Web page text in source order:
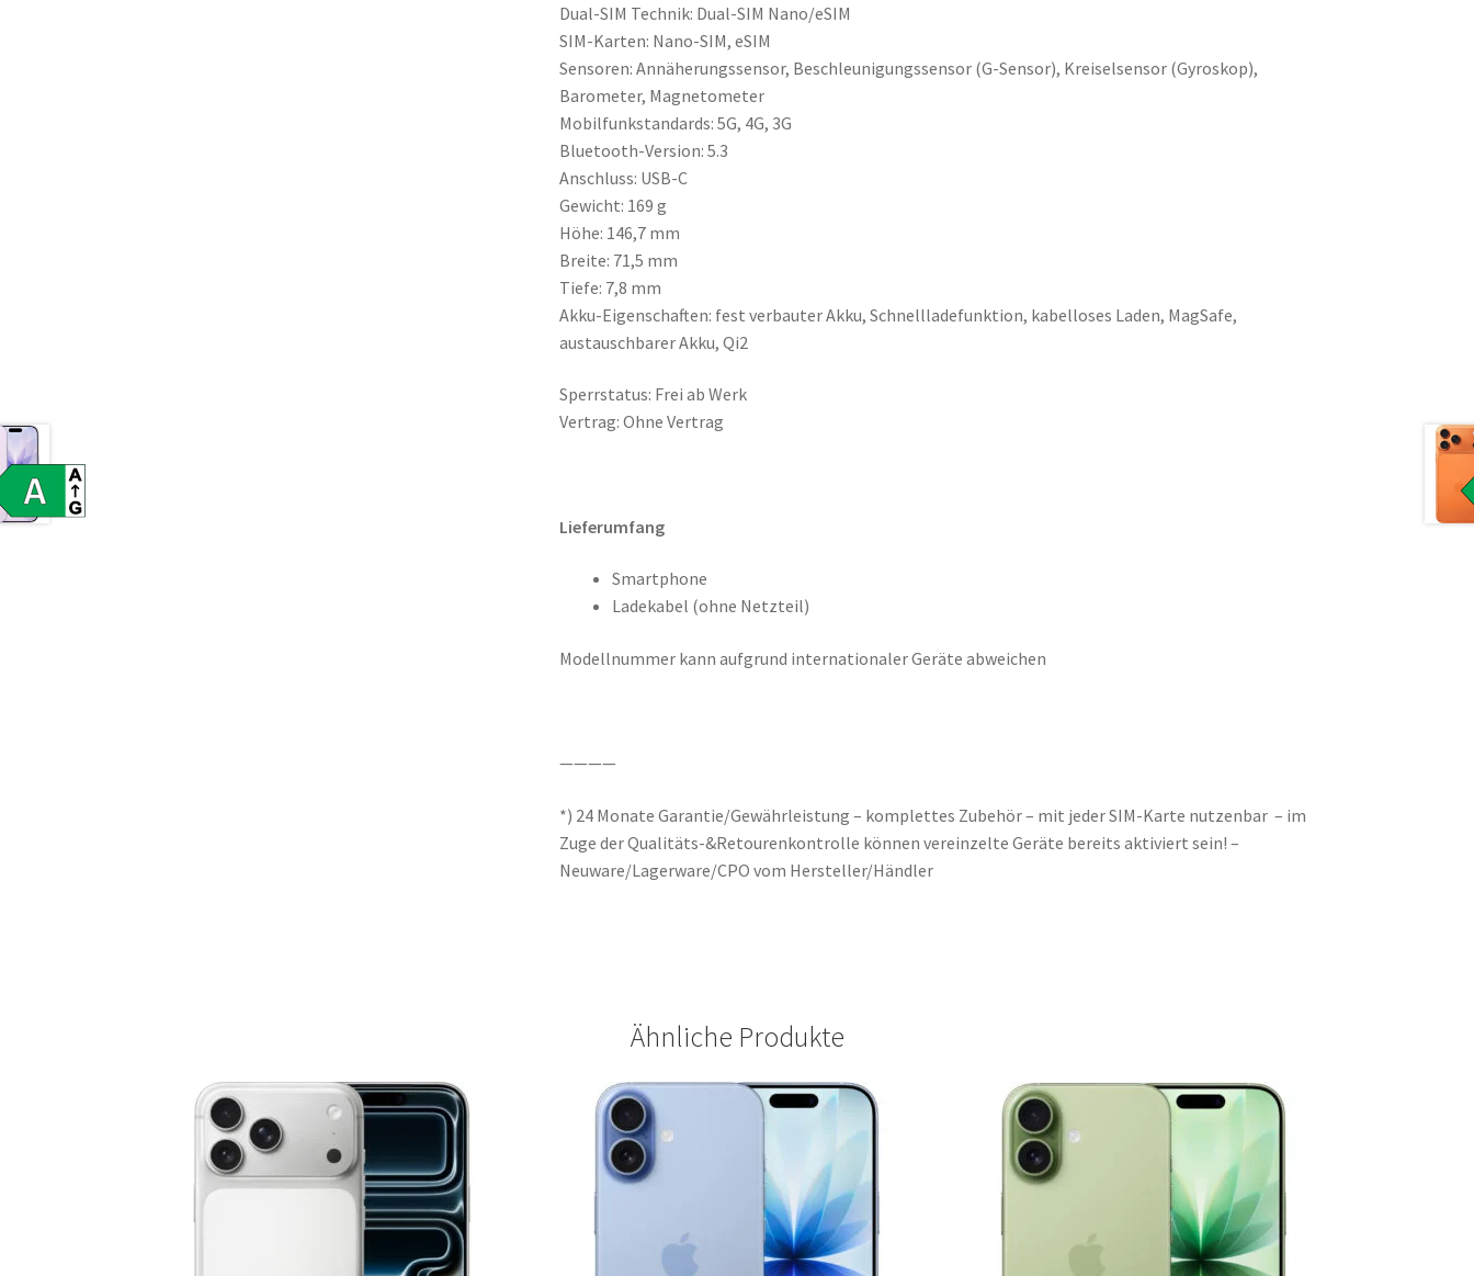
Dual-SIM Technik: Dual-SIM Nano/eSIM
SIM-Karten: Nano-SIM, eSIM
Sensoren: Annäherungssensor, Beschleunigungssensor (G-Sensor), Kreiselsensor (Gyroskop),
Barometer, Magnetometer
Mobilfunkstandards: 5G, 4G, 3G
Bluetooth-Version: 5.3
Anschluss: USB-C
Gewicht: 169 g
Höhe: 146,7 mm
Breite: 71,5 mm
Tiefe: 7,8 mm
Akku-Eigenschaften: fest verbauter Akku, Schnellladefunktion, kabelloses Laden, MagSafe,
austauschbarer Akku, Qi2
Sperrstatus: Frei ab Werk
Vertrag: Ohne Vertrag
Lieferumfang
Smartphone
Ladekabel (ohne Netzteil)
Modellnummer kann aufgrund internationaler Geräte abweichen
————
*) 24 Monate Garantie/Gewährleistung – komplettes Zubehör – mit jeder SIM-Karte nutzenbar – im
Zuge der Qualitäts-&Retourenkontrolle können vereinzelte Geräte bereits aktiviert sein! –
Neuware/Lagerware/CPO vom Hersteller/Händler
Ähnliche Produkte